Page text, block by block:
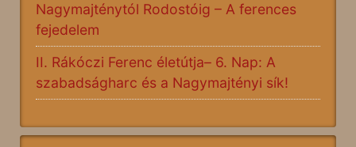
Nagymajténytól Rodostóig – A ferences
fejedelem
II. Rákóczi Ferenc életútja– 6. Nap: A
szabadságharc és a Nagymajtényi sík!